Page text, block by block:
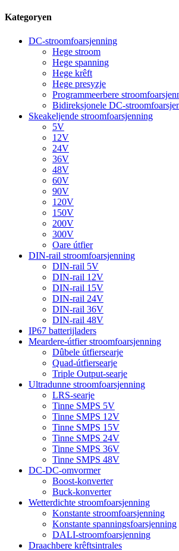
Kategoryen
DC-stroomfoarsjenning
Hege stroom
Hege spanning
Hege krêft
Hege presyzje
Programmeerbere
Bidireksjonele DC-
Skeakeljende stroomfoarsjenning
5V
12V
24V
36V
48V
60V
90V
120V
150V
200V
300V
Oare útfier
DIN-rail stroomfoarsjenning
DIN-rail 5V
DIN-rail 12V
DIN-rail 15V
DIN-rail 24V
DIN-rail 36V
DIN-rail 48V
IP67 batterijladers
Meardere-útfier stroomfoarsjenning
Dûbele útfiersearje
Quad-útfiersearje
Triple Output-searje
Ultradunne stroomfoarsjenning
LRS-searje
Tinne SMPS 5V
Tinne SMPS 12V
Tinne SMPS 15V
Tinne SMPS 24V
Tinne SMPS 36V
Tinne SMPS 48V
DC-DC-omvormer
Boost-konverter
Buck-konverter
Wetterdichte stroomfoarsjenning
Konstante stroomfoarsjenning
Konstante spanningsfoarsjenning
DALI-stroomfoarsjenning
Draachbere krêftsintrales